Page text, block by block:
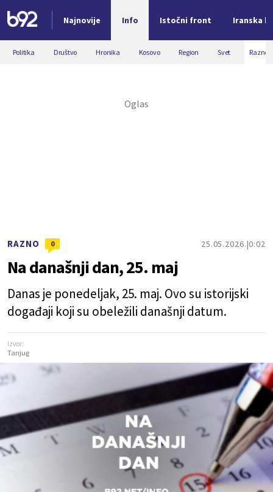
Najnovije Info Istočni front Iranska
Nova vest
Politika Društvo Hronika Kosovo Region Svet Razno
RAZNO 0 25.05.2026. 0:02
Na današnji dan, 25. maj
Danas je ponedeljak, 25. maj. Ovo su istorijski
događaji koji su obeležili današnji datum.
Izvor:
Tanjug